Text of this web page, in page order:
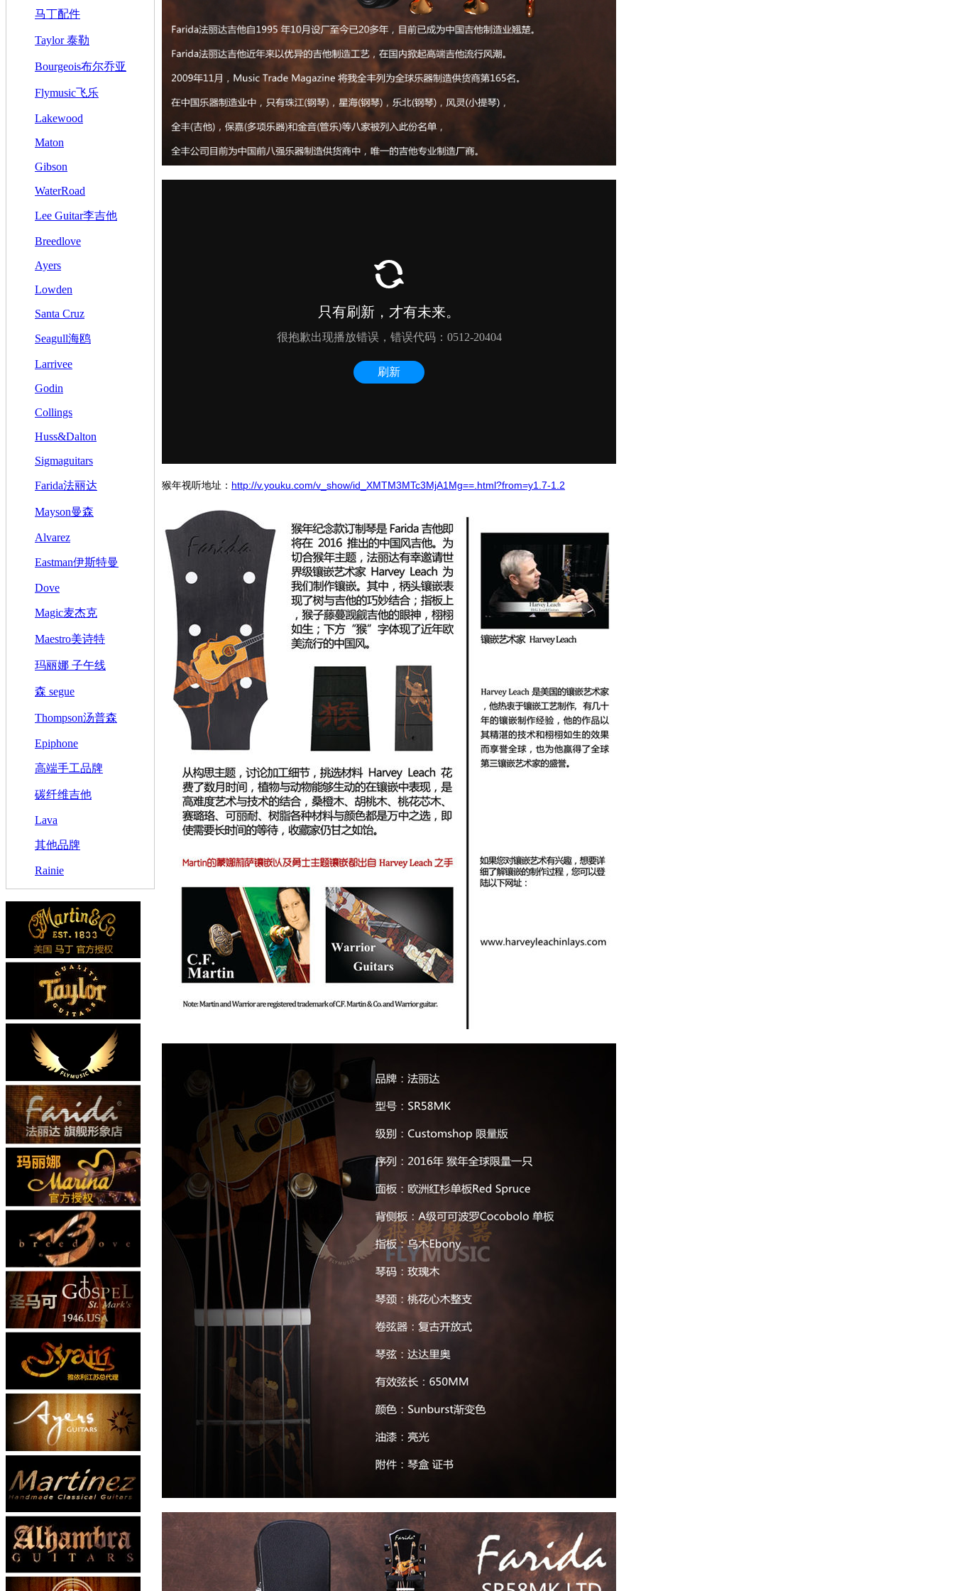
马丁配件
Taylor 泰勒
Bourgeois布尔乔亚
Flymusic飞乐
Lakewood
Maton
Gibson
WaterRoad
Lee Guitar李吉他
Breedlove
Ayers
Lowden
Santa Cruz
Seagull海鸥
Larrivee
Godin
Collings
Huss&Dalton
Sigmaguitars
Farida法丽达
Mayson曼森
Alvarez
Eastman伊斯特曼
Dove
Magic麦杰克
Maestro美诗特
玛丽娜 子午线
森 segue
Thompson汤普森
Epiphone
高端手工品牌
碳纤维吉他
Lava
其他品牌
Rainie
猴年视听地址： http://v.youku.com/v_show/id_XMTM3MTc3MjA1Mg==.html?from=y1.7-1.2